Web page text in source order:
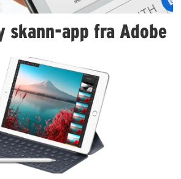
skann-app fra Adobe